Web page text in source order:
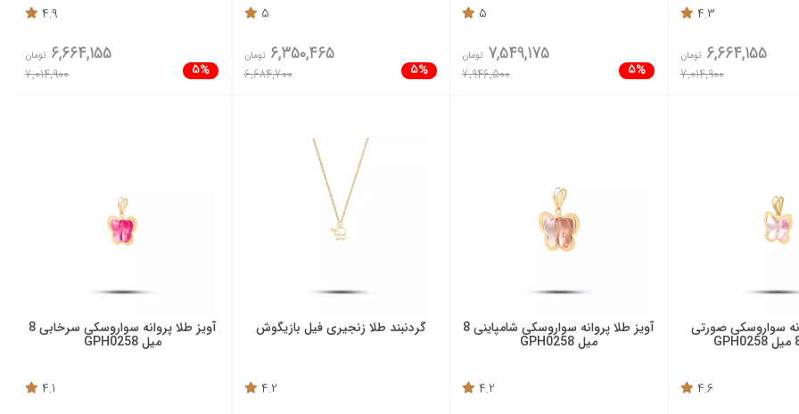
4.3
6,664,155 تومان
7,014,900
5
5%
7,549,175 تومان
7,946,500
5
5%
6,350,465 تومان
6,684,700
4.9
5%
6,664,155 تومان
7,014,900
سواروسکی صورتی
4.6
آویز طلا پروانه سواروسکی شامپاینی 8
میل GPH0258
4.2
گردنبند طلا زنجیری فیل بازیگوش
4.2
آویز طلا پروانه سواروسکی سرخابی 8
میل GPH0258
4.1